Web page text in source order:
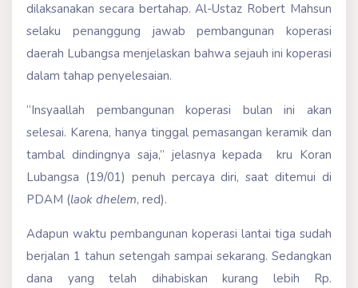
dilaksanakan secara bertahap. Al-Ustaz Robert Mahsun
selaku penanggung jawab pembangunan koperasi
daerah Lubangsa menjelaskan bahwa sejauh ini koperasi
dalam tahap penyelesaian.
“Insyaallah pembangunan koperasi bulan ini akan
selesai. Karena, hanya tinggal pemasangan keramik dan
tambal dindingnya saja,” jelasnya kepada kru Koran
Lubangsa (19/01) penuh percaya diri, saat ditemui di
PDAM (laok dhelem, red).
Adapun waktu pembangunan koperasi lantai tiga sudah
berjalan 1 tahun setengah sampai sekarang. Sedangkan
dana yang telah dihabiskan kurang lebih Rp.